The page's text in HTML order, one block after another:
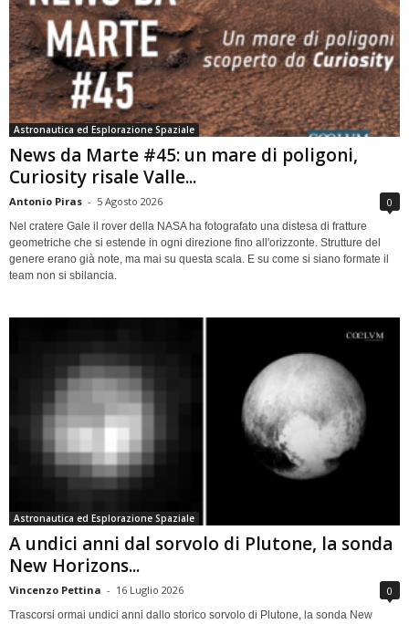
Astronautica ed Esplorazione Spaziale
News da Marte #45: un mare di poligoni,
Curiosity risale Valle...
Antonio Piras - 5 Agosto 2026 0
Nel cratere Gale il rover della NASA ha fotografato una distesa di fratture
geometriche che si estende in ogni direzione fino all'orizzonte. Strutture del
genere erano già note, ma mai su questa scala. E su come si siano formate il
team non si sbilancia.
Astronautica ed Esplorazione Spaziale
A undici anni dal sorvolo di Plutone, la sonda
New Horizons...
Vincenzo Pettina - 16 Luglio 2026 0
Trascorsi ormai undici anni dallo storico sorvolo di Plutone, la sonda New